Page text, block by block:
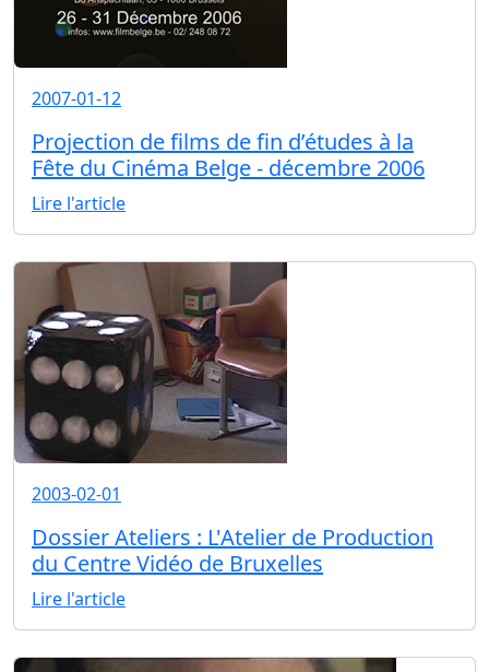
2007-01-12
Projection de films de fin d’études à la
Fête du Cinéma Belge - décembre 2006
Lire l'article
2003-02-01
Dossier Ateliers : L'Atelier de Production
du Centre Vidéo de Bruxelles
Lire l'article